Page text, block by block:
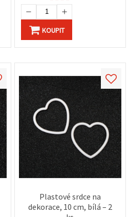
KOUPIT
Plastové srdce na
dekorace, 10 cm, bílá – 2